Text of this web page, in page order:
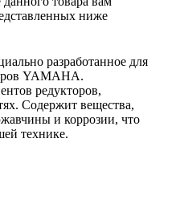
ниже
разработанное для
YAMAHA.
редукторов,
Содержит вещества,
и коррозии, что
технике.